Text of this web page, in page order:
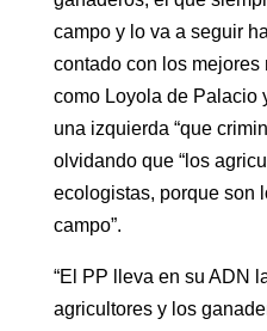
campo y lo va a seguir
contado con los mejores
como Loyola de Palacio
una izquierda “que
olvidando que “los
ecologistas, porque son
campo”.
“El PP lleva en su ADN
agricultores y los